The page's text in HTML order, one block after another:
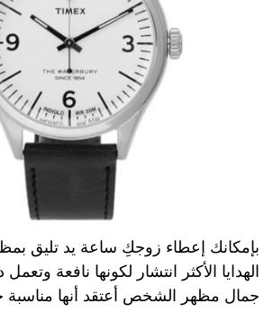
بإمكانك إعطاء زوجكِ ساعة يد تليق
الهدايا الأكثر انتشار لكونها نافعة
جمال مظهر الشخص أعتقد أنها مناسبة